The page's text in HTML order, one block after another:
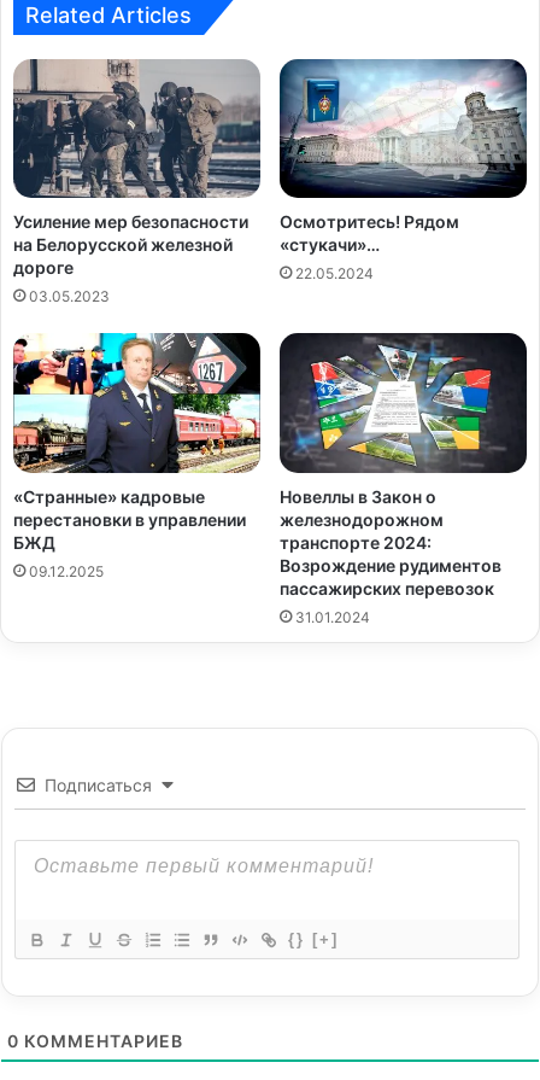
Related Articles
Усиление мер безопасности
на Белорусской железной
дороге
03.05.2023
Осмотритесь! Рядом
«стукачи»…
22.05.2024
«Странные» кадровые
перестановки в управлении
БЖД
09.12.2025
Новеллы в Закон о
железнодорожном
транспорте 2024:
Возрождение рудиментов
пассажирских перевозок
31.01.2024
Подписаться
{} [+]
0 КОММЕНТАРИЕВ